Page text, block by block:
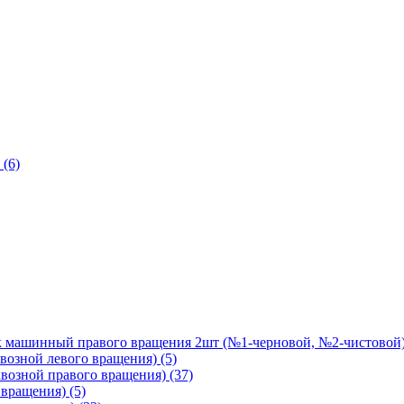
(6)
правого вращения 2шт (№1-черновой, №2-
левого вращения) (5)
правого вращения) (37)
(5)